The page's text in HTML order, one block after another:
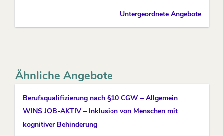
Untergeordnete Angebote
Ähnliche Angebote
Berufsqualifizierung nach §10 CGW – Allgemein
WINS JOB-AKTIV – Inklusion von Menschen mit
kognitiver Behinderung